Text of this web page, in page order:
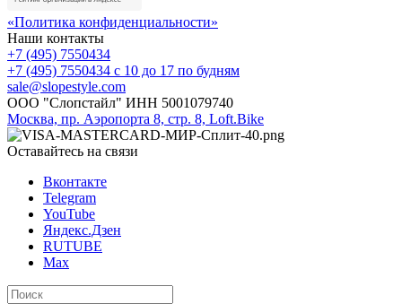
«Политика конфиденциальности»
Наши контакты
+7 (495) 7550434
+7 (495) 7550434 с 10 до 17 по будням
sale@slopestyle.com
ООО "Слопстайл" ИНН 5001079740
Москва, пр. Аэропорта 8, стр. 8, Loft.Bike
Оставайтесь на связи
Вконтакте
Telegram
YouTube
Яндекс.Дзен
RUTUBE
Max